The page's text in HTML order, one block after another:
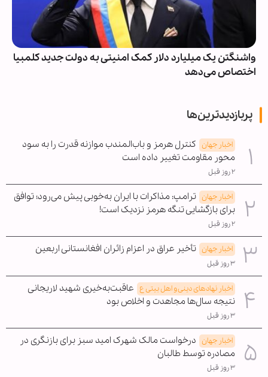
واشنگتن یک میلیارد دلار کمک امنیتی به دولت جدید کلمبیا
اختصاص می‌دهد
پربازدیدترین‌ها
اخبار جهان کنترل هرمز و باب‌المندب موازنه قدرت را به سود
محور مقاومت تغییر داده است
۲ روز قبل
اخبار جهان ترامپ: مذاکرات با ایران به‌خوبی پیش می‌رود؛ توافق
برای بازگشایی تنگه هرمز نزدیک است!
۲ روز قبل
اخبار جهان تأخیر عراق در اعزام زائران افغانستانی اربعین
۳ روز قبل
اخبار نهادهای دینی و اهل بیتی ع عاقبت‌به‌خیری شهید لاریجانی
نتیجه سال‌ها مجاهدت و اخلاص بود
۳ روز قبل
اخبار جهان درخواست مالک شهرک امید سبز برای بازنگری در
مصادره توسط طالبان
۳ روز قبل